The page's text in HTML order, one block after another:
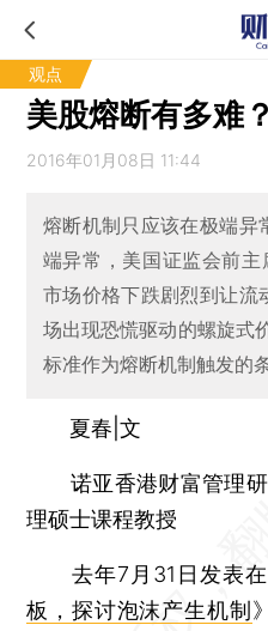
观点
美股熔断有多难
2016年01月08日 11:44
熔断机制只应该在极端异
端异常，美国证监会前主
市场价格下跌剧烈到让流
场出现恐慌驱动的螺旋式
标准作为熔断机制触发的
夏春|文
诺亚香港财富管理研
理硕士课程教授
去年7月31日发表在
板，探讨泡沫产生机制